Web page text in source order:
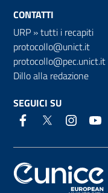
CONTATTI
URP »tutti i recapiti
protocollo@unict.it
protocollo@pec.unict.it
Dillo alla redazione
SEGUICI SU